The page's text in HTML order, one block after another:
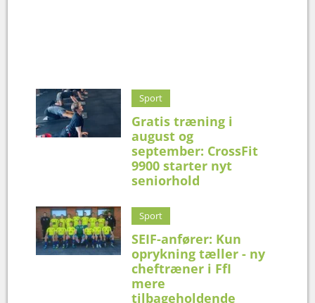
Sport
Gratis træning i
august og
september: CrossFit
9900 starter nyt
seniorhold
Sport
SEIF-anfører: Kun
oprykning tæller - ny
cheftræner i FfI
mere
tilbageholdende